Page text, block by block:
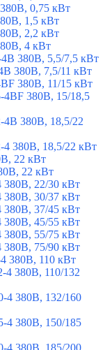
0,75 кВт
1,5 кВт
2,2 кВт
4 кВт
380В, 5,5/7,5 кВт
380В, 7,5/11 кВт
380В, 11/15 кВт
380В, 15/18,5
380В, 18,5/22
380В, 18,5/22 кВт
22 кВт
22 кВт
22/30 кВт
30/37 кВт
37/45 кВт
45/55 кВт
55/75 кВт
75/90 кВт
380В, 110 кВт
4 380В, 110/132
4 380В, 132/160
4 380В, 150/185